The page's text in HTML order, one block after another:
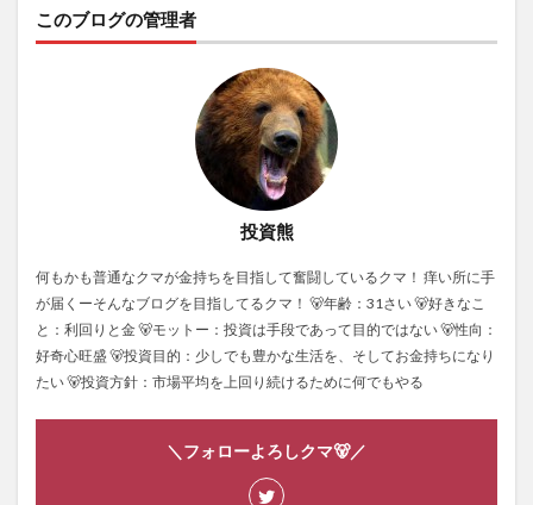
このブログの管理者
投資熊
何もかも普通なクマが金持ちを目指して奮闘しているクマ！ 痒い所に手
が届くーそんなブログを目指してるクマ！ 🐻年齢：31さい 🐻好きなこ
と：利回りと金 🐻モットー：投資は手段であって目的ではない 🐻性向：
好奇心旺盛 🐻投資目的：少しでも豊かな生活を、そしてお金持ちになり
たい 🐻投資方針：市場平均を上回り続けるために何でもやる
＼フォローよろしクマ🐻／